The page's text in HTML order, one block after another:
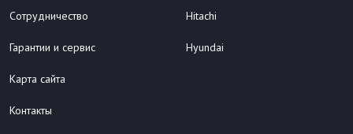
Сотрудничество
Гарантии и сервис
Карта сайта
Контакты
Hitachi
Hyundai